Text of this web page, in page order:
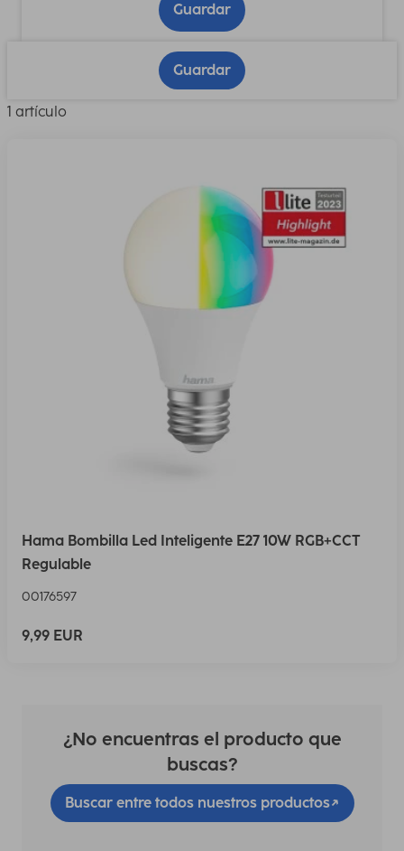
Guardar
Guardar
1 artículo
Hama Bombilla Led Inteligente E27 10W RGB+CCT
Regulable
00176597
9,99 EUR
¿No encuentras el producto que
buscas?
Buscar entre todos nuestros productos